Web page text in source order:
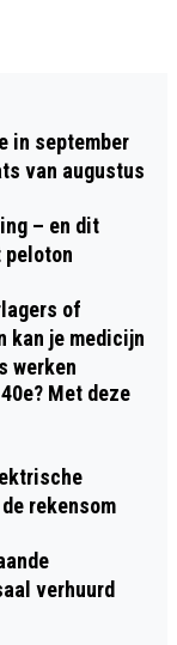
in september
van augustus
– en dit
peloton
of
kan je medicijn
werken
Met deze
rekensom
verhuurd